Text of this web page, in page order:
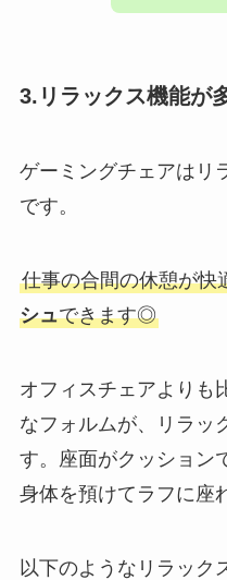
3.リラックス機能が
ゲーミングチェアはリ
です。
仕事の合間の休憩が快
シュできます◎
オフィスチェアよりも
なフォルムが、リラッ
す。座面がクッション
身体を預けてラフに座
以下のようなリラック